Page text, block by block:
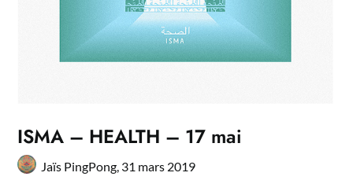
ISMA – HEALTH – 17 mai
Jaïs PingPong, 31 mars 2019